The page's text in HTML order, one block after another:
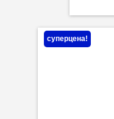
суперцена!